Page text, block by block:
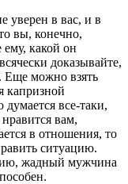
уверен в вас, и в
вы, конечно,
какой он
доказывайте,
Еще можно взять
капризной
все-таки,
вам,
в отношения, то
ситуацию.
жадный мужчина